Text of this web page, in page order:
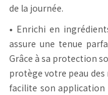
de la journée.
• Enrichi en
assure une tenue
Grâce à sa protection
protège votre peau
facilite son